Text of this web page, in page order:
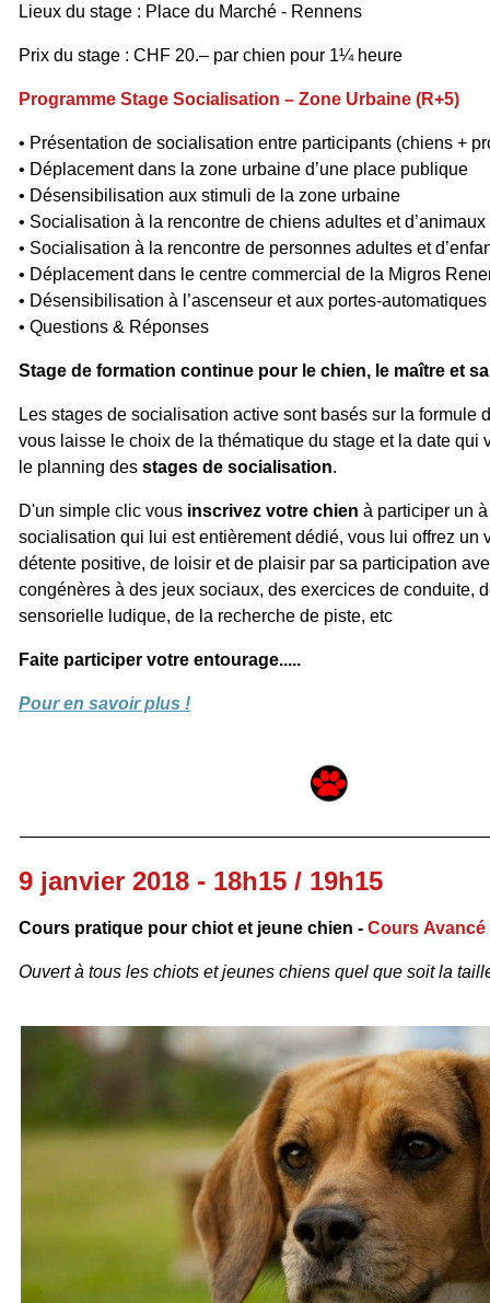
Lieux du stage : Place du Marché - Rennens
Prix du stage : CHF 20.– par chien pour 1¼ heure
Programme Stage Socialisation – Zone Urbaine (R+5)
• Présentation de socialisation entre participants (chiens +
• Déplacement dans la zone urbaine d’une place publique
• Désensibilisation aux stimuli de la zone urbaine
• Socialisation à la rencontre de chiens adultes et
• Socialisation à la rencontre de personnes adultes et
• Déplacement dans le centre commercial de la Migros
• Désensibilisation à l’ascenseur et aux portes-automatiques
• Questions & Réponses
Stage de formation continue pour le chien, le maître et
Les stages de socialisation active sont basés sur la formule
vous laisse le choix de la thématique du stage et la date qui
le planning des stages de socialisation.
D'un simple clic vous inscrivez votre chien à participer un
socialisation qui lui est entièrement dédié, vous lui offrez un
détente positive, de loisir et de plaisir par sa participation
congénères à des jeux sociaux, des exercices de conduite,
sensorielle ludique, de la recherche de piste, etc
Faite participer votre entourage.....
Pour en savoir plus !
9 janvier 2018 - 18h15 / 19h15
Cours pratique pour chiot et jeune chien - Cours Avancé
Ouvert à tous les chiots et jeunes chiens quel que soit la